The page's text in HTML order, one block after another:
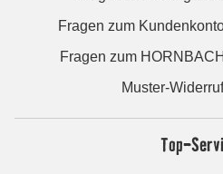
Fragen zum
Fragen zum
Muster-
Top-